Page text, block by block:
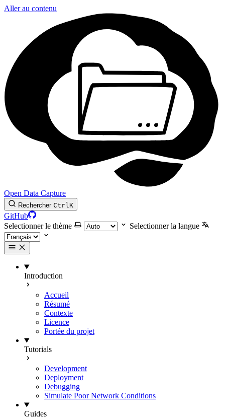
Aller au contenu
Open Data Capture
Rechercher CtrlK
GitHub
Selectionner le thème
Selectionner la langue
Introduction
Accueil
Résumé
Contexte
Licence
Portée du projet
Tutorials
Development
Deployment
Debugging
Simulate Poor Network Conditions
Guides